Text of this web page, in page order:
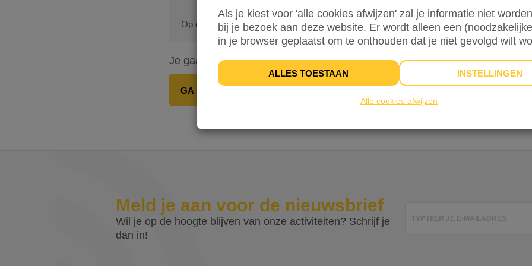
Op onze dienstverlening zijn onzeAlgemene Voorwaarden&Privacyverklaringvan
Je gaat in totaal€ 0,25afrekenen.
GA VERDER
Je privacy is
Meld je aan voor de nieuwsbrief
Wil je op de hoogte blijven van onze activiteiten? Schrijf je
dan in!
TYP HIER JE E-MAILADRES
Als je kiest voor 'alle cookies afwijzen' zal je informatie niet
bij je bezoek aan deze website. Er wordt alleen een
in je browser geplaatst om te onthouden dat je niet gevolgd wilt
ALLES TOESTAAN INSTELLINGEN
Alle cookies afwijzen